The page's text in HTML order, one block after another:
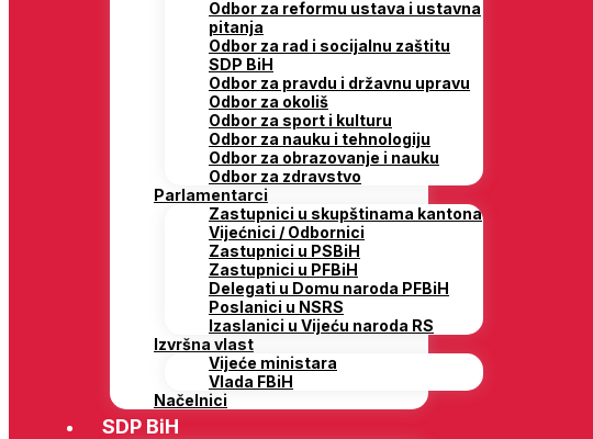
Odbor za reformu ustava i ustavna
pitanja
Odbor za rad i socijalnu zaštitu
SDP BiH
Odbor za pravdu i državnu upravu
Odbor za okoliš
Odbor za sport i kulturu
Odbor za nauku i tehnologiju
Odbor za obrazovanje i nauku
Odbor za zdravstvo
Parlamentarci
Zastupnici u skupštinama kantona
Vijećnici / Odbornici
Zastupnici u PSBiH
Zastupnici u PFBiH
Delegati u Domu naroda PFBiH
Poslanici u NSRS
Izaslanici u Vijeću naroda RS
Izvršna vlast
Vijeće ministara
Vlada FBiH
Načelnici
SDP BiH